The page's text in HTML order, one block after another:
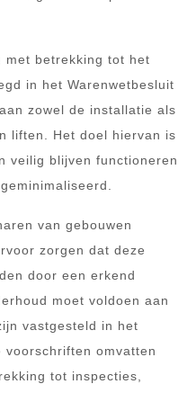
met betrekking tot het
in het Warenwetbesluit
zowel de installatie als
liften. Het doel hiervan is
veilig blijven functioneren
van gebouwen
zorgen dat deze
door een erkend
moet voldoen aan
vastgesteld in het
voorschriften omvatten
tot inspecties,